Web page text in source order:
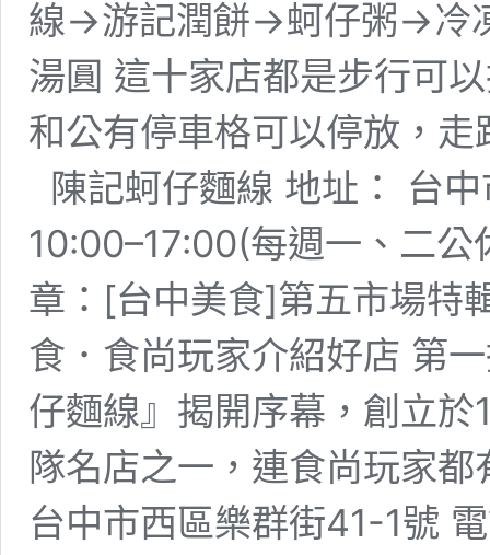
線→游記潤餅→蚵仔粥→冷
湯圓 這十家店都是步行可
和公有停車格可以停放，
陳記蚵仔麵線 地址： 台
10:00–17:00(每週一、二
章：[台中美食]第五市場特
食．食尚玩家介紹好店 第
仔麵線』揭開序幕，創立
隊名店之一，連食尚玩家
台中市西區樂群街41-1號